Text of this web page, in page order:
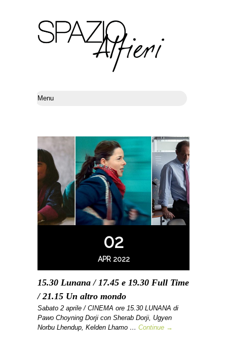
02
APR 2022
15.30 Lunana / 17.45 e 19.30 Full Time
/ 21.15 Un altro mondo
Sabato 2 aprile / CINEMA ore 15.30 LUNANA di
Pawo Choyning Dorji con Sherab Dorji, Ugyen
Norbu Lhendup, Kelden Lhamo … Continue →